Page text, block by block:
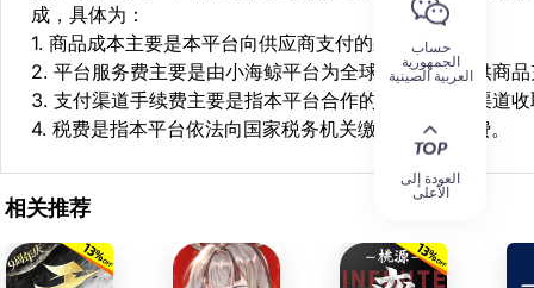
成，具体为：
1. 商品成本主要是本平台向供应商支付的采购成本；
2. 平台服务费主要是由小海鲸平台为全球华人用户提供商
3. 支付渠道手续费主要是指本平台合作的第三方支付渠道
4. 税费是指本平台依法向国家税务机关缴纳的各项税费。
相关推荐
حساب
الجمهورية
العربية الصينية
العودة إلى
الأعلى